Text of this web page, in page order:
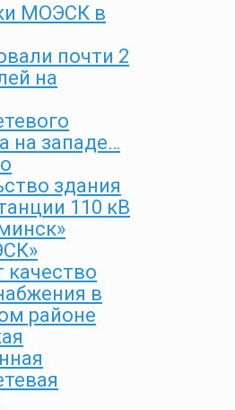
МОЭСК в
почти 2
на
на западе…
здания
110 кВ
в
районе